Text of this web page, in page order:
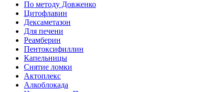
По методу Довженко
Цитофлавин
Дексаметазон
Для печени
Реамберин
Пентоксифиллин
Капельницы
Снятие ломки
Актоплекс
Алкоблокада